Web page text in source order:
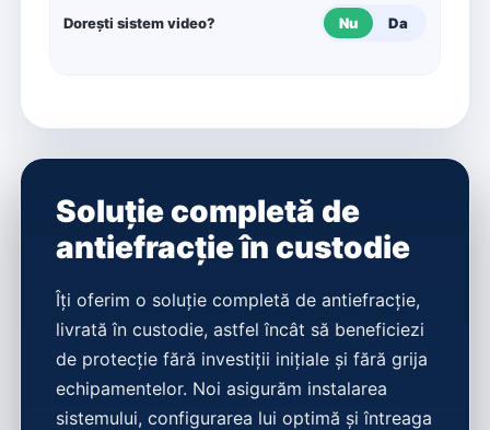
Dorești sistem video? Nu Da
Soluție completă de
antiefracție în custodie
Îți oferim o soluție completă de antiefracție,
livrată în custodie, astfel încât să beneficiezi
de protecție fără investiții inițiale și fără grija
echipamentelor. Noi asigurăm instalarea
sistemului, configurarea lui optimă și întreaga